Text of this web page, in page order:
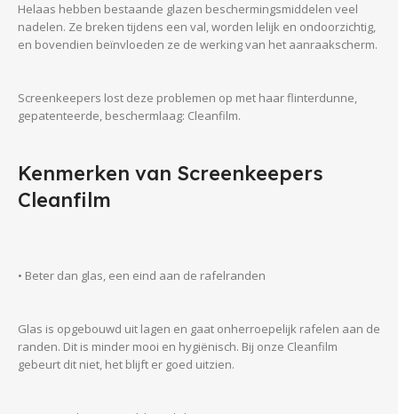
Helaas hebben bestaande glazen beschermingsmiddelen veel
nadelen. Ze breken tijdens een val, worden lelijk en ondoorzichtig,
en bovendien beïnvloeden ze de werking van het aanraakscherm.
Screenkeepers lost deze problemen op met haar flinterdunne,
gepatenteerde, beschermlaag: Cleanfilm.
Kenmerken van Screenkeepers
Cleanfilm
• Beter dan glas, een eind aan de rafelranden
Glas is opgebouwd uit lagen en gaat onherroepelijk rafelen aan de
randen. Dit is minder mooi en hygiënisch. Bij onze Cleanfilm
gebeurt dit niet, het blijft er goed uitzien.